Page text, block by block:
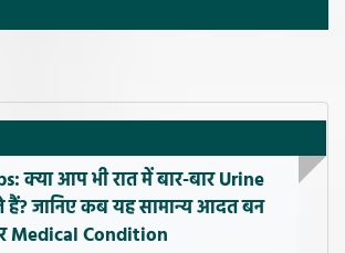
क्या आप भी रात में बार-बार Urine
जानिए कब यह सामान्य आदत बन
Medical Condition